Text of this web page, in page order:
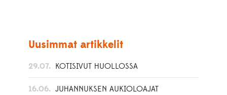
Uusimmat artikkelit
29.07. KOTISIVUT HUOLLOSSA
16.06. JUHANNUKSEN AUKIOLOAJAT